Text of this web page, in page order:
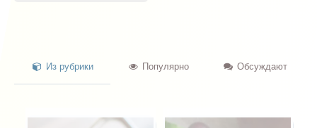
Из рубрики Популярно Обсуждают